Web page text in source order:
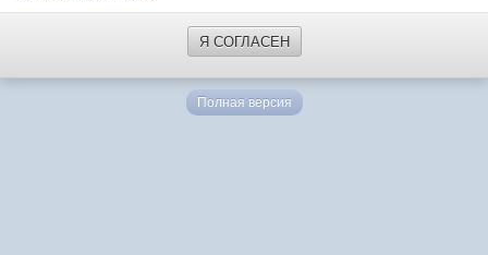
Я СОГЛАСЕН
Полная версия